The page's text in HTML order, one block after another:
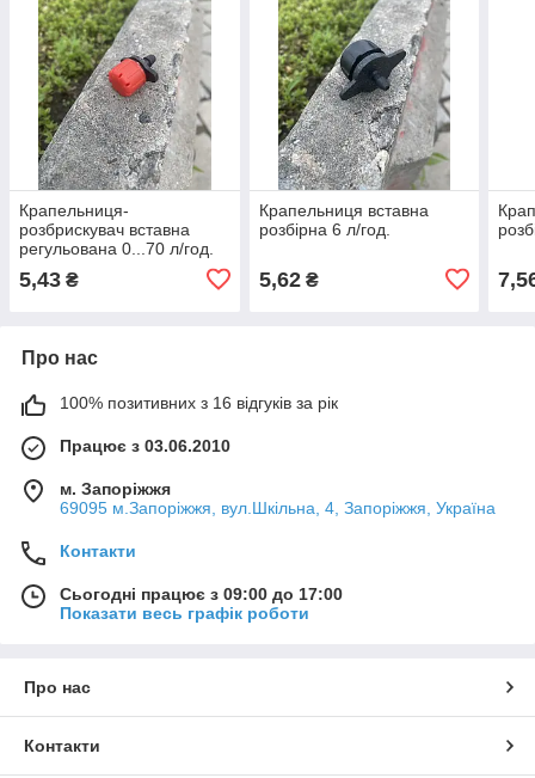
Крапельниця-
розбрискувач вставна
регульована 0...70 л/год.
5,43 ₴
Крапельниця вставна
розбірна 6 л/год.
5,62₴
Про нас
100% позитивних з 16 відгуків за рік
Працює з 03.06.2010
м. Запоріжжя
69095 м.Запоріжжя, вул.Шкільна, 4, Запоріжжя, Україна
Контакти
Сьогодні працює з 09:00 до 17:00
Показати весь графік роботи
Про нас
Контакти